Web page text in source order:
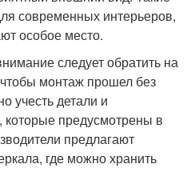
современных интерьеров,
особое место.
следует обратить на
монтаж прошел без
учесть детали и
предусмотрены в
предлагают
где можно хранить